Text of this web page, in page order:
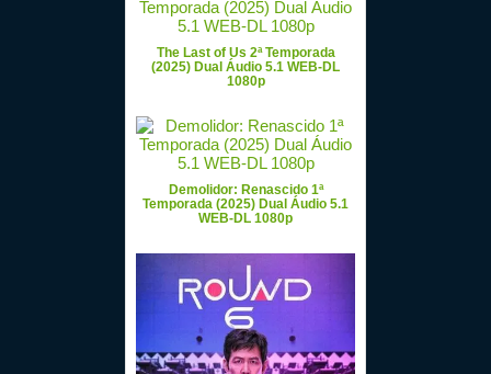
The Last of Us 2ª Temporada
(2025) Dual Áudio 5.1 WEB-DL
1080p
Demolidor: Renascido 1ª
Temporada (2025) Dual Áudio 5.1
WEB-DL 1080p